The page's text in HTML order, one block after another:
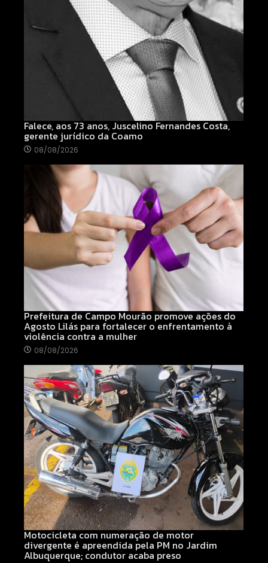
Falece, aos 73 anos, Juscelino Fernandes Costa,
gerente jurídico da Coamo
08/08/2026
Prefeitura de Campo Mourão promove ações do
Agosto Lilás para fortalecer o enfrentamento à
violência contra a mulher
08/08/2026
Motocicleta com numeração de motor
divergente é apreendida pela PM no Jardim
Albuquerque; condutor acaba preso